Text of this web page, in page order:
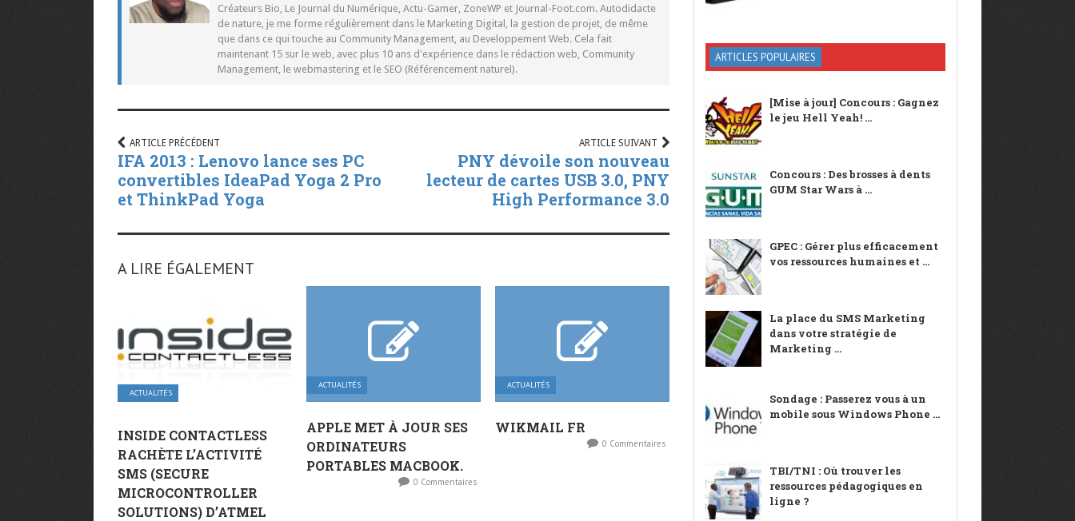
Créateurs Bio, Le Journal du Numérique, Actu-Gamer, ZoneWP et Journal-Foot.com. Autodidacte
de nature, je me forme régulièrement dans le Marketing Digital, la gestion de projet, de même
que dans ce qui touche au Community Management, au Developpement Web. Cela fait
maintenant 15 sur le web, avec plus 10 ans d'expérience dans le rédaction web, Community
Management, le webmastering et le SEO (Référencement naturel).
ARTICLE PRÉCÉDENT
IFA 2013 : Lenovo lance ses PC
convertibles IdeaPad Yoga 2 Pro
et ThinkPad Yoga
ARTICLE SUIVANT
PNY dévoile son nouveau
lecteur de cartes USB 3.0, PNY
High Performance 3.0
A LIRE ÉGALEMENT
ACTUALITÉS
INSIDE CONTACTLESS
RACHÈTE L’ACTIVITÉ
SMS (SECURE
MICROCONTROLLER
SOLUTIONS) D’ATMEL
ACTUALITÉS
APPLE MET À JOUR SES
ORDINATEURS
PORTABLES MACBOOK.
0 Commentaires
ACTUALITÉS
WIKMAIL FR
0 Commentaires
ARTICLES POPULAIRES
[Mise à jour] Concours : Gagnez
le jeu Hell Yeah! ...
Concours : Des brosses à dents
GUM Star Wars à ...
GPEC : Gérer plus efficacement
vos ressources humaines et ...
La place du SMS Marketing
dans votre stratégie de
Marketing ...
Sondage : Passerez vous à un
mobile sous Windows Phone ...
TBI/TNI : Où trouver les
ressources pédagogiques en
ligne ?